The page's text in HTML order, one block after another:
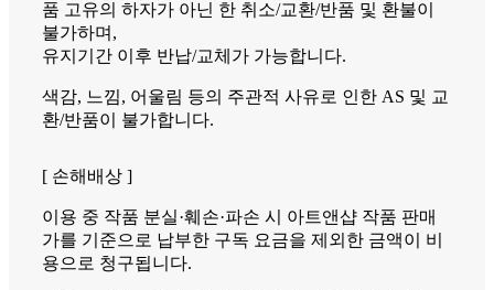
품 고유의 하자가 아닌 한 취소/교환/반품 및 환불이
불가하며,
유지기간 이후 반납/교체가 가능합니다.
색감, 느낌, 어울림 등의 주관적 사유로 인한 AS 및 교
환/반품이 불가합니다.
[ 손해배상 ]
이용 중 작품 분실·훼손·파손 시 아트앤샵 작품 판매
가를 기준으로 납부한 구독 요금을 제외한 금액이 비
용으로 청구됩니다.